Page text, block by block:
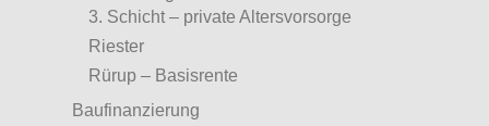
3. Schicht – private Altersvorsorge
Riester
Rürup – Basisrente
Baufinanzierung